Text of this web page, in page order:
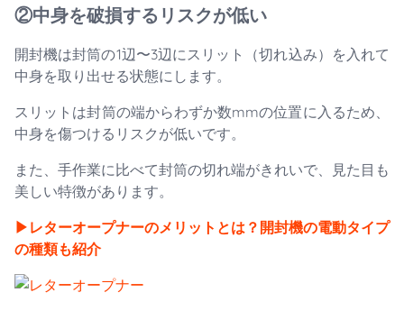
②中身を破損するリスクが低い
開封機は封筒の1辺〜3辺にスリット（切れ込み）を入れて
中身を取り出せる状態にします。
スリットは封筒の端からわずか数mmの位置に入るため、
中身を傷つけるリスクが低いです。
また、手作業に比べて封筒の切れ端がきれいで、見た目も
美しい特徴があります。
▶︎レターオープナーのメリットとは？開封機の電動タイプ
の種類も紹介